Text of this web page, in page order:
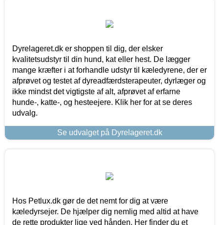
Dyrelageret.dk er shoppen til dig, der elsker
kvalitetsudstyr til din hund, kat eller hest. De lægger
mange kræfter i at forhandle udstyr til kæledyrene, der er
afprøvet og testet af dyreadfærdsterapeuter, dyrlæger og
ikke mindst det vigtigste af alt, afprøvet af erfarne
hunde-, katte-, og hesteejere. Klik her for at se deres
udvalg.
Se udvalget på Dyrelageret.dk
Hos Petlux.dk gør de det nemt for dig at være
kæledyrsejer. De hjælper dig nemlig med altid at have
de rette produkter lige ved hånden. Her finder du et